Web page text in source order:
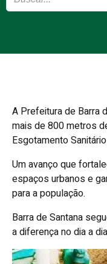
A Prefeitura de Barra
mais de 800 metros
Esgotamento
Um avanço que
espaços urbanos e
para a população.
Barra de Santana
a diferença no dia a